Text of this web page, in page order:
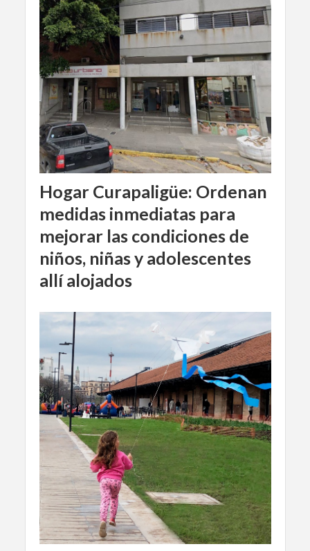
Hogar Curapaligüe: Ordenan
medidas inmediatas para
mejorar las condiciones de
niños, niñas y adolescentes
allí alojados